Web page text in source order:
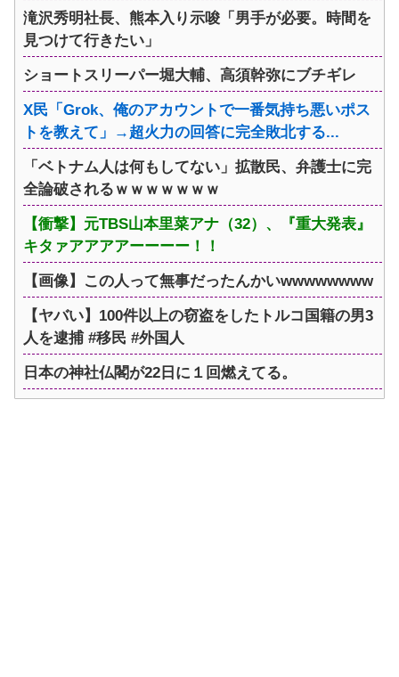
滝沢秀明社長、熊本入り示唆「男手が必要。時間を
見つけて行きたい」
ショートスリーパー堀大輔、高須幹弥にブチギレ
X民「Grok、俺のアカウントで一番気持ち悪いポス
トを教えて」→超火力の回答に完全敗北する...
「ベトナム人は何もしてない」拡散民、弁護士に完
全論破されるｗｗｗｗｗｗｗ
【衝撃】元TBS山本里菜アナ（32）、『重大発表』
キタァアアアアーーーー！！
【画像】この人って無事だったんかいwwwwwwww
【ヤバい】100件以上の窃盗をしたトルコ国籍の男3
人を逮捕 #移民 #外国人
日本の神社仏閣が22日に１回燃えてる。